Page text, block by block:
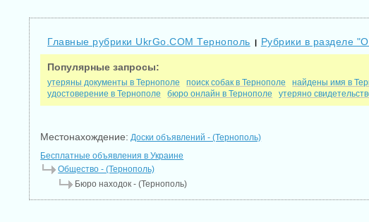
Главные рубрики UkrGo.COM Тернополь | Рубрики в разделе
Популярные запросы:
утеряны документы в Тернополе поиск собак в Тернополе найдены имя в
удостоверение в Тернополе
бюро онлайн в Тернополе утеряно
Местонахождение: Доски объявлений - (Тернополь)
Бесплатные объявления в Украине
Общество - (Тернополь)
Бюро находок - (Тернополь)